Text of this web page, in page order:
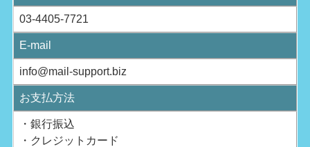
03-4405-7721
E-mail
info@mail-support.biz
お支払方法
・銀行振込
・クレジットカード